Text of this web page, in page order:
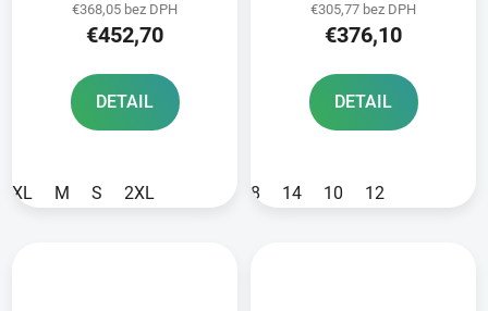
čierna/sivá/žltá fluo
2025
€368,05 bez DPH
€452,70
DETAIL
XL M S 2XL
svetlo šedá/čierna/
červená
€305,77 bez DPH
€376,10
DETAIL
8 14 10 12